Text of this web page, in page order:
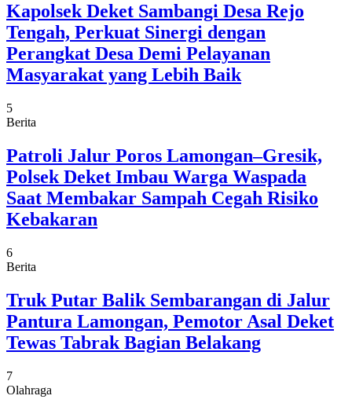
Kapolsek Deket Sambangi Desa Rejo
Tengah, Perkuat Sinergi dengan
Perangkat Desa Demi Pelayanan
Masyarakat yang Lebih Baik
5
Berita
Patroli Jalur Poros Lamongan–Gresik,
Polsek Deket Imbau Warga Waspada
Saat Membakar Sampah Cegah Risiko
Kebakaran
6
Berita
Truk Putar Balik Sembarangan di Jalur
Pantura Lamongan, Pemotor Asal Deket
Tewas Tabrak Bagian Belakang
7
Olahraga